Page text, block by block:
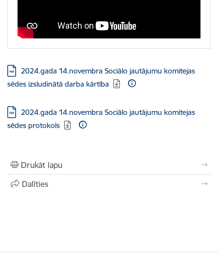
Lejupielādēt:
2024.gada 14.novembra Sociālo jautājumu komitejas
sēdes izsludinātā darba kārtība
Lejupielādēt:
2024.gada 14.novembra Sociālo jautājumu komitejas
sēdes protokols
Drukāt lapu
Dalīties